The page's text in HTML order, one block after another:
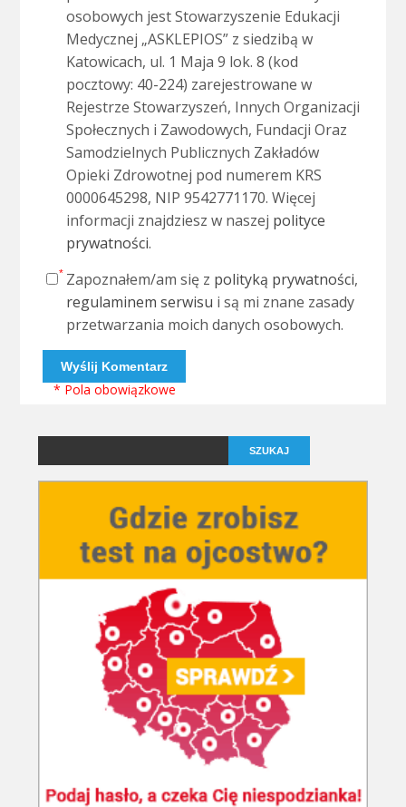
osobowych jest Stowarzyszenie Edukacji
Medycznej „ASKLEPIOS” z siedzibą w
Katowicach, ul. 1 Maja 9 lok. 8 (kod
pocztowy: 40-224) zarejestrowane w
Rejestrze Stowarzyszeń, Innych Organizacji
Społecznych i Zawodowych, Fundacji Oraz
Samodzielnych Publicznych Zakładów
Opieki Zdrowotnej pod numerem KRS
0000645298, NIP 9542771170. Więcej
informacji znajdziesz w naszej polityce
prywatności.
Zapoznałem/am się z polityką prywatności,
regulaminem serwisu i są mi znane zasady
przetwarzania moich danych osobowych.